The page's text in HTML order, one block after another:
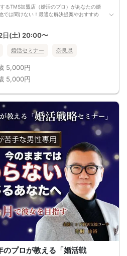
るTMS加盟店（婚活のプロ）があなたの婚
では聞けない！最適な解決提案やおすすめ
日(土) 20:00〜
婚活セミナー 奈良県
5,000円
5,000円
のプロが教える「婚活戦